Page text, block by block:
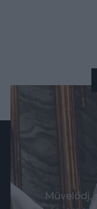
Művelődj,